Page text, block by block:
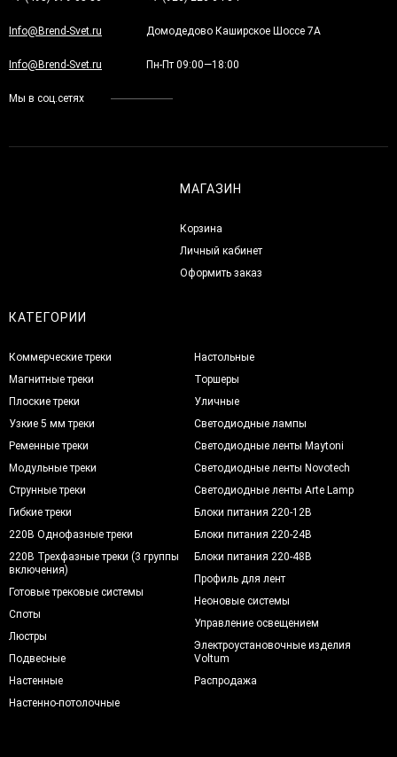
Info@Brend-Svet.ru Домодедово Каширское Шоссе 7А
Info@Brend-Svet.ru Пн-Пт 09:00—18:00
Мы в соц.сетях
МАГАЗИН
Корзина
Личный кабинет
Оформить заказ
КАТЕГОРИИ
Коммерческие треки
Магнитные треки
Плоские треки
Узкие 5 мм треки
Ременные треки
Модульные треки
Струнные треки
Гибкие треки
220В Однофазные треки
220В Трехфазные треки (3 группы
включения)
Готовые трековые системы
Споты
Люстры
Подвесные
Настенные
Настенно-потолочные
Настольные
Торшеры
Уличные
Светодиодные лампы
Светодиодные ленты Maytoni
Светодиодные ленты Novotech
Светодиодные ленты Arte Lamp
Блоки питания 220-12В
Блоки питания 220-24В
Блоки питания 220-48В
Профиль для лент
Неоновые системы
Управление освещением
Электроустановочные изделия
Voltum
Распродажа